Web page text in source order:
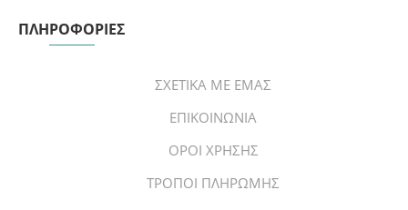
ΠΛΗΡΟΦΟΡΙΕΣ
ΣΧΕΤΙΚΑ ΜΕ ΕΜΑΣ
ΕΠΙΚΟΙΝΩΝΙΑ
ΟΡΟΙ ΧΡΗΣΗΣ
ΤΡΟΠΟΙ ΠΛΗΡΩΜΗΣ